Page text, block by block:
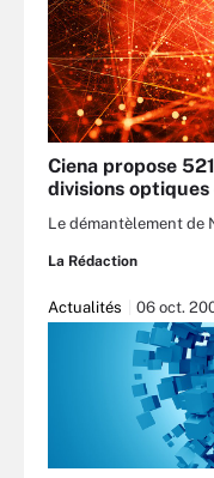
Ciena propose
divisions
Le démantèlement de
La Rédaction
Actualités 06 oct.